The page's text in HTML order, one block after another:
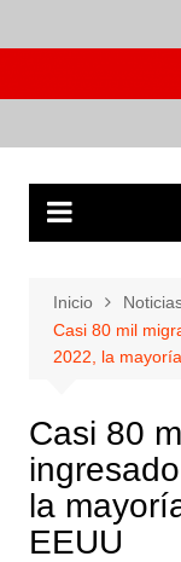
al
Inicio
Casi 80 mil
2022, la
Casi 80
la
EEUU